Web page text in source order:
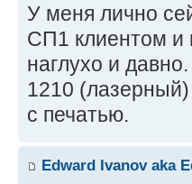
У меня лично
СП1 клиентом и
наглухо и
1210
с печатью.
Edward Ivanov aka